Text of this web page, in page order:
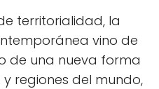
territorialidad, la
vino de
de una nueva forma
regiones del mundo,